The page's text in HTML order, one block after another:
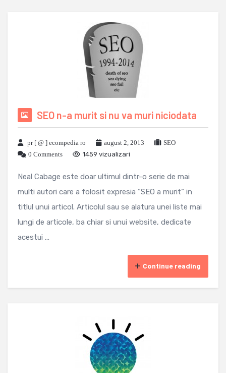
SEO n-a murit si nu va muri niciodata
pr [ @ ] ecompedia ro august 2, 2013
SEO
0 Comments
1459 vizualizari
Neal Cabage este doar ultimul dintr-o serie de mai
multi autori care a folosit expresia “SEO a murit” in
titlul unui articol. Articolul sau se alatura unei liste mai
lungi de articole, ba chiar si unui website, dedicate
acestui ...
Continue reading